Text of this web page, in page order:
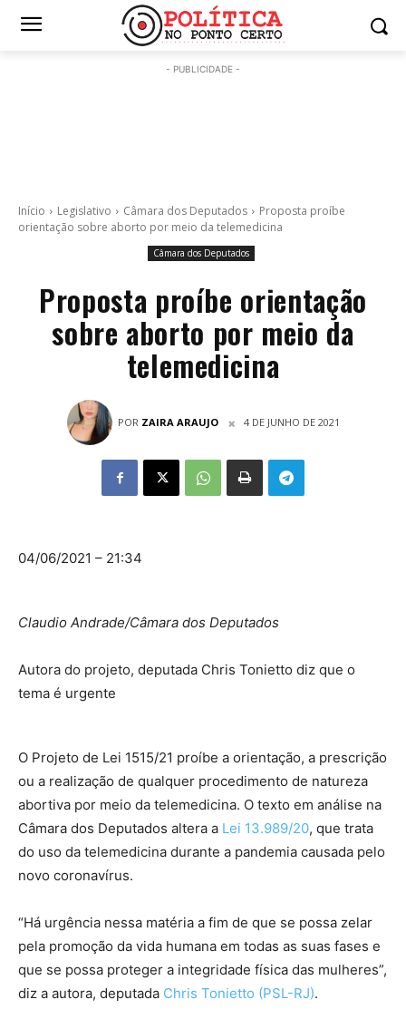
- PUBLICIDADE -
Início Legislativo Câmara dos Deputados
Proposta proíbe
orientação sobre aborto por meio da telemedicina
Câmara dos Deputados
Proposta proíbe orientação
sobre aborto por meio da
telemedicina
POR ZAIRA ARAUJO 4 DE JUNHO DE 2021
04/06/2021 – 21:34
Claudio Andrade/Câmara dos Deputados
Autora do projeto, deputada Chris Tonietto diz que o
tema é urgente
O Projeto de Lei 1515/21 proíbe a orientação, a prescrição
ou a realização de qualquer procedimento de natureza
abortiva por meio da telemedicina. O texto em análise na
Câmara dos Deputados altera a Lei 13.989/20, que trata
do uso da telemedicina durante a pandemia causada pelo
novo coronavírus.
“Há urgência nessa matéria a fim de que se possa zelar
pela promoção da vida humana em todas as suas fases e
que se possa proteger a integridade física das mulheres”,
diz a autora, deputada Chris Tonietto (PSL-RJ).